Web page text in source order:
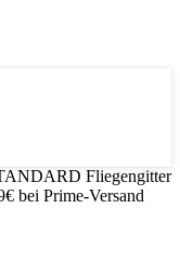
Fliegengitter
bei Prime-Versand